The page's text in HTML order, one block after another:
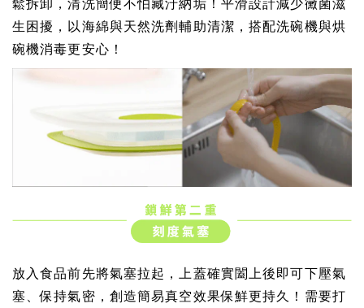
生困擾，以海綿與天然洗劑輔助清潔，搭配洗碗機與烘
碗機消毒更安心！
放入食品前先將氣塞拉起，上蓋確實闔上後即可下壓氣
塞、保持氣密，創造簡易真空效果保鮮更持久！ 需要打